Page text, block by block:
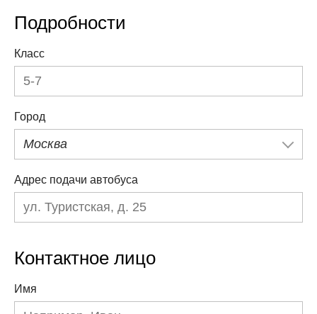
Подробности
Класс
Город
Москва
Адрес подачи автобуса
Контактное лицо
Имя